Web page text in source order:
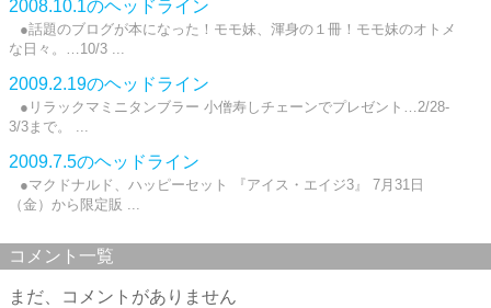
2008.10.1のヘッドライン
●話題のブログが本になった！モモ妹、渾身の１冊！モモ妹のオトメ
な日々。…10/3 ...
2009.2.19のヘッドライン
●リラックマミニタンブラー 小僧寿しチェーンでプレゼント…2/28-
3/3まで。 ...
2009.7.5のヘッドライン
●マクドナルド、ハッピーセット 『アイス・エイジ3』 7月31日
（金）から限定販 ...
コメント一覧
まだ、コメントがありません